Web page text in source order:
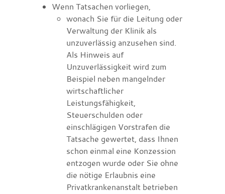
Wenn Tatsachen vorliegen,
wonach Sie für die Leitung oder
Verwaltung der Klinik als
unzuverlässig anzusehen sind.
Als Hinweis auf
Unzuverlässigkeit wird zum
Beispiel neben mangelnder
wirtschaftlicher
Leistungsfähigkeit,
Steuerschulden oder
einschlägigen Vorstrafen die
Tatsache gewertet, dass Ihnen
schon einmal eine Konzession
entzogen wurde oder Sie ohne
die nötige Erlaubnis eine
Privatkrankenanstalt betrieben